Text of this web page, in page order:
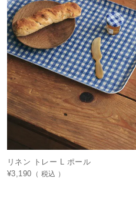
リネン トレー L ポール
¥3,190 税込